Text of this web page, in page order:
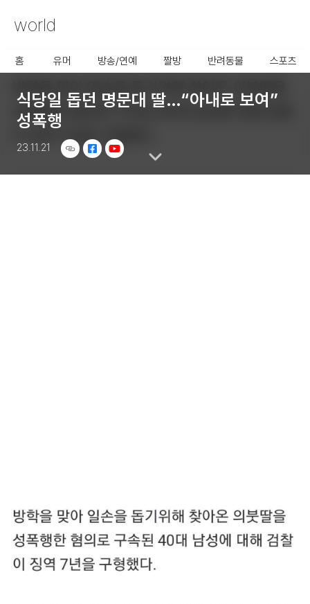
사용할 공유 링크를 선택 해 주
world
홈 유머 방송/연예 짤방 반려동물 스포츠
식당일 돕던 명문대 딸…“아내로 보여”
성폭행
23.11.21